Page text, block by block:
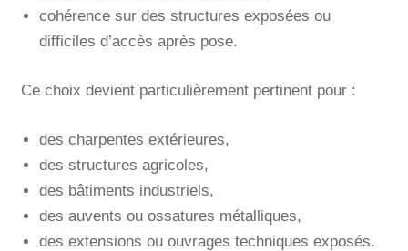
cohérence sur des structures exposées ou
difficiles d’accès après pose.
Ce choix devient particulièrement pertinent pour :
des charpentes extérieures,
des structures agricoles,
des bâtiments industriels,
des auvents ou ossatures métalliques,
des extensions ou ouvrages techniques exposés.